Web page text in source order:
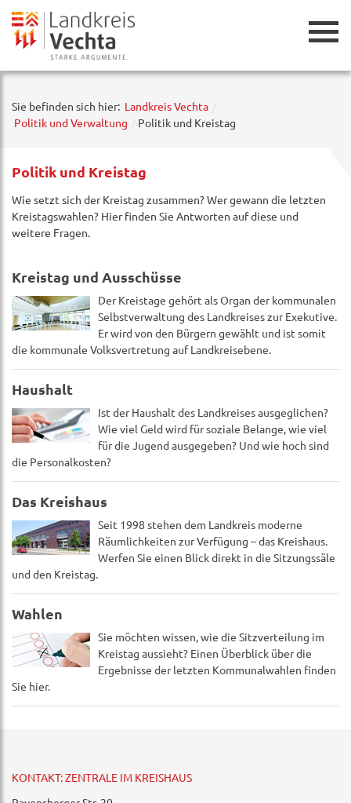
Sie befinden sich hier: Landkreis Vechta
Politik und Verwaltung
Politik und Kreistag
Politik und Kreistag
Wie setzt sich der Kreistag zusammen? Wer gewann die letzten
Kreistagswahlen? Hier finden Sie Antworten auf diese und
weitere Fragen.
Kreistag und Ausschüsse
Der Kreistage gehört als Organ der kommunalen
Selbstverwaltung des Landkreises zur Exekutive.
Er wird von den Bürgern gewählt und ist somit
die kommunale Volksvertretung auf Landkreisebene.
Haushalt
Ist der Haushalt des Landkreises ausgeglichen?
Wie viel Geld wird für soziale Belange, wie viel
für die Jugend ausgegeben? Und wie hoch sind
die Personalkosten?
Das Kreishaus
Seit 1998 stehen dem Landkreis moderne
Räumlichkeiten zur Verfügung – das Kreishaus.
Werfen Sie einen Blick direkt in die Sitzungssäle
und den Kreistag.
Wahlen
Sie möchten wissen, wie die Sitzverteilung im
Kreistag aussieht? Einen Überblick über die
Ergebnisse der letzten Kommunalwahlen finden
Sie hier.
KONTAKT: ZENTRALE IM KREISHAUS